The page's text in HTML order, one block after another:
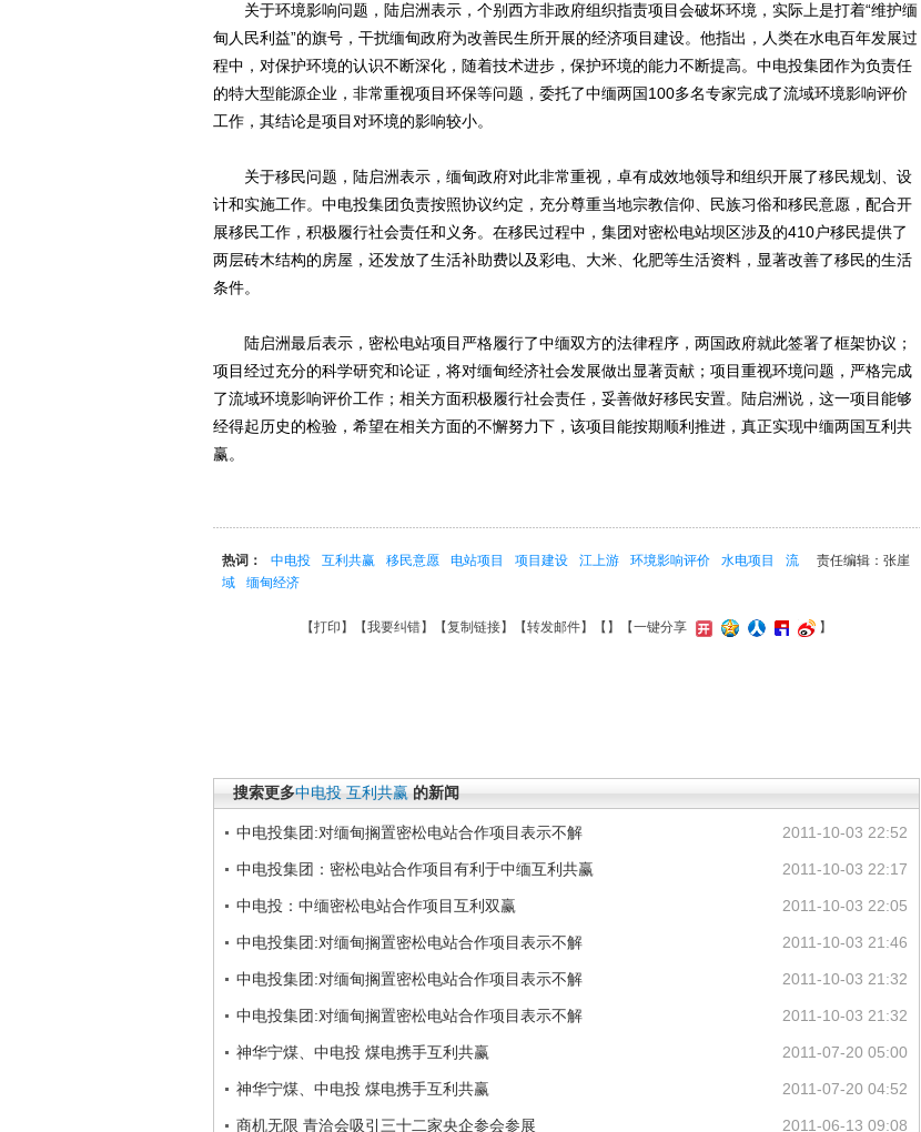
关于环境影响问题，陆启洲表示，个别西方非政府组织指责项目会破坏环境，实际上是打着“维护缅
甸人民利益”的旗号，干扰缅甸政府为改善民生所开展的经济项目建设。他指出，人类在水电百年发展过
程中，对保护环境的认识不断深化，随着技术进步，保护环境的能力不断提高。中电投集团作为负责任
的特大型能源企业，非常重视项目环保等问题，委托了中缅两国100多名专家完成了流域环境影响评价
工作，其结论是项目对环境的影响较小。
关于移民问题，陆启洲表示，缅甸政府对此非常重视，卓有成效地领导和组织开展了移民规划、设
计和实施工作。中电投集团负责按照协议约定，充分尊重当地宗教信仰、民族习俗和移民意愿，配合开
展移民工作，积极履行社会责任和义务。在移民过程中，集团对密松电站坝区涉及的410户移民提供了
两层砖木结构的房屋，还发放了生活补助费以及彩电、大米、化肥等生活资料，显著改善了移民的生活
条件。
陆启洲最后表示，密松电站项目严格履行了中缅双方的法律程序，两国政府就此签署了框架协议；
项目经过充分的科学研究和论证，将对缅甸经济社会发展做出显著贡献；项目重视环境问题，严格完成
了流域环境影响评价工作；相关方面积极履行社会责任，妥善做好移民安置。陆启洲说，这一项目能够
经得起历史的检验，希望在相关方面的不懈努力下，该项目能按期顺利推进，真正实现中缅两国互利共
赢。
责任编辑：张崖
热词： 中电投 互利共赢 移民意愿 电站项目 项目建设 江上游 环境影响评价 水电项目
流
域
缅甸经济
【打印 】【我要纠错】【复制链接】【转发邮件】【 】 【一键分享 】
搜索更多中电投 互利共赢 的新闻
2011-10-03 22:52
中电投集团:对缅甸搁置密松电站合作项目表示不解
2011-10-03 22:17
中电投集团：密松电站合作项目有利于中缅互利共赢
2011-10-03 22:05
中电投：中缅密松电站合作项目互利双赢
2011-10-03 21:46
中电投集团:对缅甸搁置密松电站合作项目表示不解
2011-10-03 21:32
中电投集团:对缅甸搁置密松电站合作项目表示不解
2011-10-03 21:32
中电投集团:对缅甸搁置密松电站合作项目表示不解
2011-07-20 05:00
神华宁煤、中电投 煤电携手互利共赢
2011-07-20 04:52
神华宁煤、中电投 煤电携手互利共赢
2011-06-13 09:08
商机无限 青洽会吸引三十二家央企参会参展